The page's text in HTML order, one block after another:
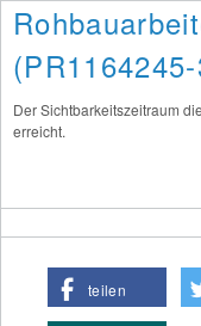
Der Sichtbarkeitszeitraum
erreicht.
teilen